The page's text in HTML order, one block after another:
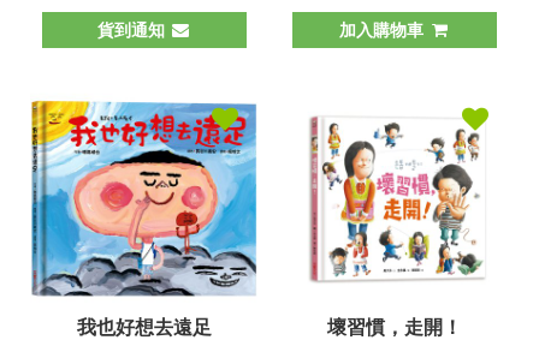
貨到通知 加入購物車
我也好想去遠足 壞習慣，走開！